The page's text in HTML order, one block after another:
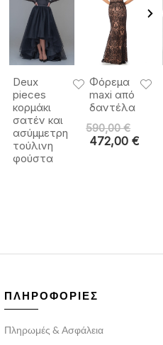
Deux
pieces
κορμάκι
σατέν και
ασύμμετρη
τούλινη
φούστα
Φόρεμα
maxi από
δαντέλα
590,00€
472,00€
ΠΛΗΡΟΦΟΡΙΕΣ
Πληρωμές & Ασφάλεια